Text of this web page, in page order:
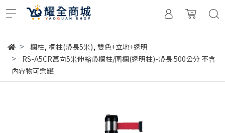
欄柱, 欄柱(帶長5米), 雙色+立地+透明
RS-A5CR萬向5米伸縮帶欄柱/圍欄(透明柱)-帶長:500公分 不含
內容物可樂罐